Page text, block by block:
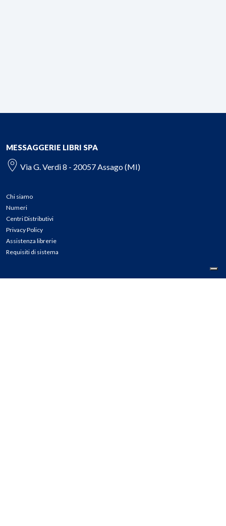
MESSAGGERIE LIBRI SPA
Via G. Verdi 8 - 20057 Assago (MI)
Chi siamo
Numeri
Centri Distributivi
Privacy Policy
Assistenza librerie
Requisiti di sistema
CONTATTI